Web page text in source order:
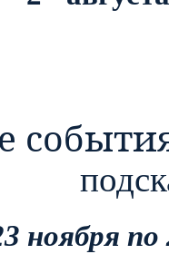
ноября по